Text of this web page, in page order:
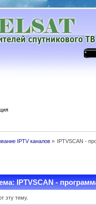
IPTV каналов» IPTVSCAN -
IPTVSCAN -
раз)
эту тему.